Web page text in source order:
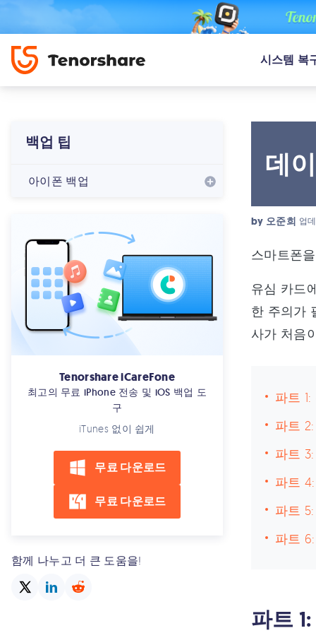
시스템 복
백업 팁
아이폰 백업
Tenorshare iCareFone
최고의 무료 iPhone 전송 및 iOS 백업 도
구
iTunes 없이 쉽게
무료 다운로드
무료 다운로드
함께 나누고 더 큰 도움을!
데
by 오준희 업
스마트폰
유심 카드
한 주의가
사가 처음
파트
파트
파트
파트
파트
파트
파트